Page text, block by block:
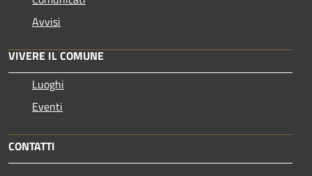
Avvisi
VIVERE IL COMUNE
Luoghi
Eventi
CONTATTI